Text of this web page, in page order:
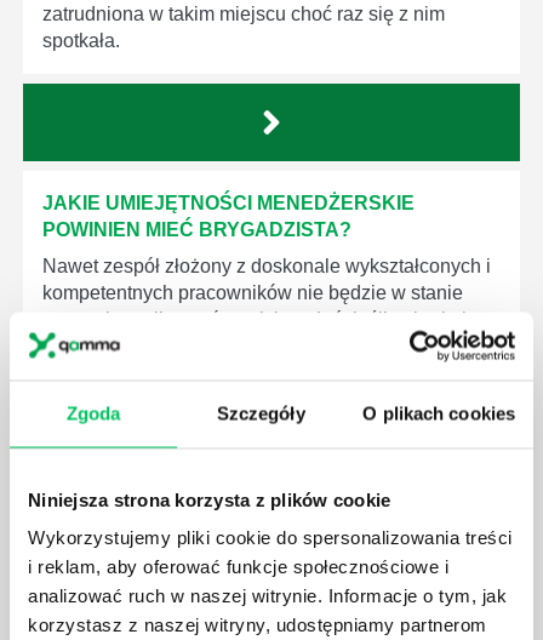
Zgoda Szczegóły O plikach cookies
Niniejsza strona korzysta z plików cookie
Wykorzystujemy pliki cookie do spersonalizowania treści
i reklam, aby oferować funkcje społecznościowe i
analizować ruch w naszej witrynie. Informacje o tym, jak
korzystasz z naszej witryny, udostępniamy partnerom
zatrudniona w takim miejscu choć raz się z nim
spotkała.
JAKIE UMIEJĘTNOŚCI MENEDŻERSKIE
POWINIEN MIEĆ BRYGADZISTA?
Nawet zespół złożony z doskonale wykształconych i
kompetentnych pracowników nie będzie w stanie
sprawnie realizować swoich zadań, jeśli zabraknie w
nim odpowiedniego kierownictwa. Zawsze
JAK BRYGADZISTA MOŻE ROZWINĄĆ SWOJE
KOMPETENCJE MENEDŻERSKIE?
Menedżer to niezwykle ważne stanowisko w każdej